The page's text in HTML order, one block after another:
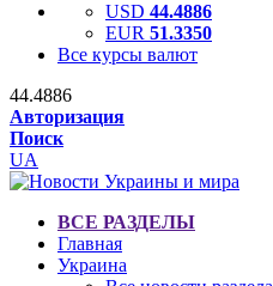
USD 44.4886
EUR 51.3350
Все курсы валют
44.4886
Авторизация
Поиск
UA
ВСЕ РАЗДЕЛЫ
Главная
Украина